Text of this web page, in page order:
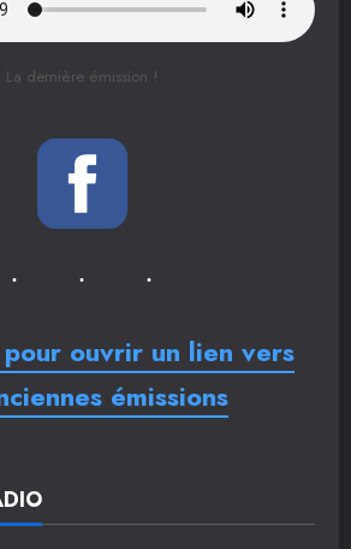
La dernière émission !
ouvrir un lien vers
émissions